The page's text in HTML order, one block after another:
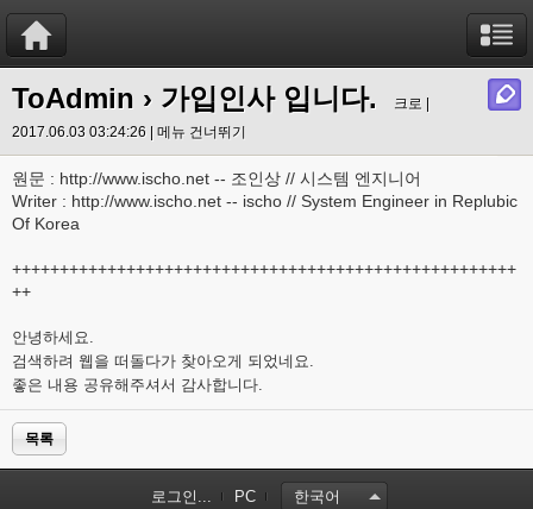
ToAdmin › 가입인사 입니다.
크로 |
2017.06.03 03:24:26 | 메뉴 건너뛰기
원문 : http://www.ischo.net -- 조인상 // 시스템 엔지니어
Writer : http://www.ischo.net -- ischo // System Engineer in Replubic
Of Korea
+++++++++++++++++++++++++++++++++++++++++++++++++++++
++
안녕하세요.
검색하려 웹을 떠돌다가 찾아오게 되었네요.
좋은 내용 공유해주셔서 감사합니다.
목록
로그인... PC 한국어